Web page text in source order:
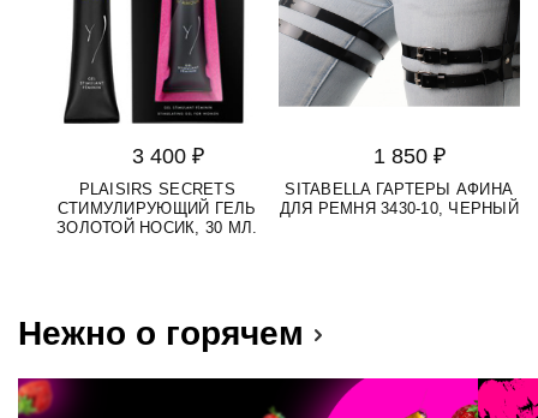
3 400 ₽
PLAISIRS SECRETS
СТИМУЛИРУЮЩИЙ ГЕЛЬ
ЗОЛОТОЙ НОСИК, 30 МЛ.
1 850 ₽
SITABELLA ГАРТЕРЫ АФИНА
ДЛЯ РЕМНЯ 3430-10, ЧЕРНЫЙ
Нежно о горячем